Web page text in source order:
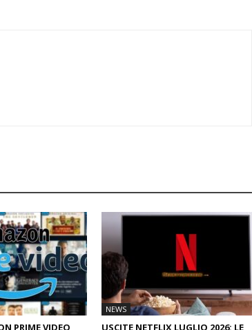
PRIME VIDEO
NEWS
USCITE NETFLIX LUGLIO 2026: LE